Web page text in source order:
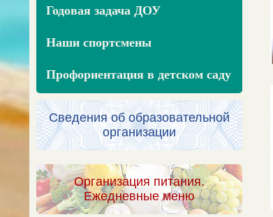
Годовая задача ДОУ
Наши спортсмены
Профориентация в детском саду
Сведения об образовательной
организации
Организация питания.
Ежедневные меню